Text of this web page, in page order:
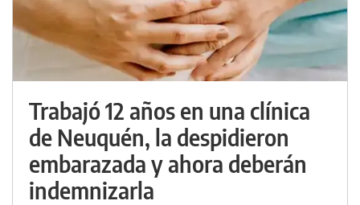
Trabajó 12 años en una clínica
de Neuquén, la despidieron
embarazada y ahora deberán
indemnizarla